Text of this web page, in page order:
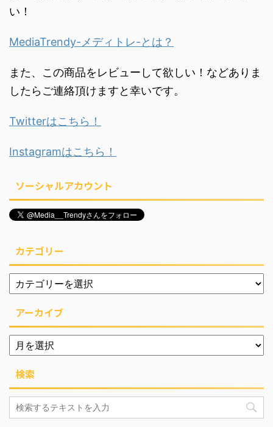
い！
MediaTrendy-メディトレ-とは？
また、この商品をレビューして欲しい！などありま
したらご連絡頂けますと幸いです。
Twitterはこちら！
Instagramはこちら！
ソーシャルアカウント
カテゴリー
アーカイブ
検索